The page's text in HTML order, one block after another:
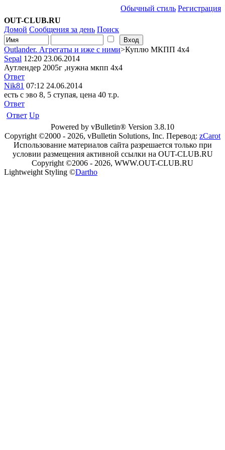
Обычный стиль Регистрация
OUT-CLUB.RU
Домой Сообщения за день Поиск
Outlander. Агрегаты и иже с ними>Куплю МКПП 4х4
Sepal 12:20 23.06.2014
Аутлендер 2005г ,нужна мкпп 4х4
Ответ
Nik81 07:12 24.06.2014
есть с эво 8, 5 ступая, цена 40 т.р.
Ответ
Ответ Up
Powered by vBulletin® Version 3.8.10
Copyright ©2000 - 2026, vBulletin Solutions, Inc. Перевод: zCarot
Использование материалов сайта разрешается только при
условии размещения активной ссылки на OUT-CLUB.RU
Copyright ©2006 - 2026, WWW.OUT-CLUB.RU
Lightweight Styling ©Dartho